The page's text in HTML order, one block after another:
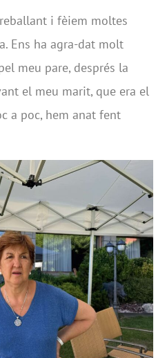
i fèiem moltes
Ens ha agra-dat molt
meu pare, després la
el meu marit, que era el
a poc, hem anat fent